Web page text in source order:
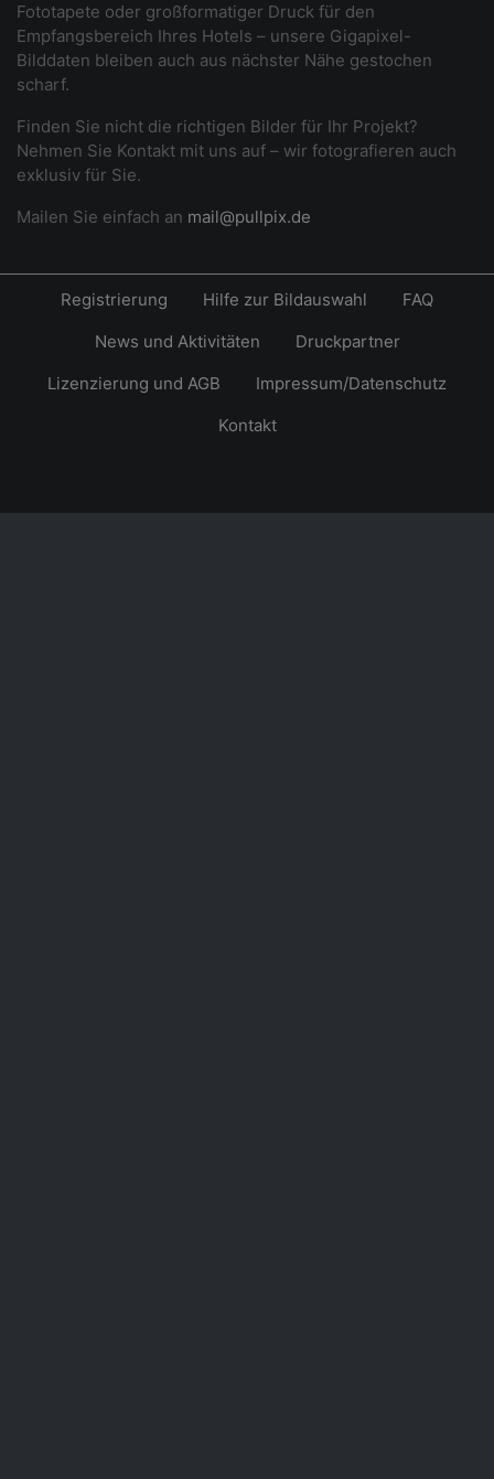
Fototapete oder großformatiger Druck für den
Empfangsbereich Ihres Hotels – unsere Gigapixel-
Bilddaten bleiben auch aus nächster Nähe gestochen
scharf.
Finden Sie nicht die richtigen Bilder für Ihr Projekt?
Nehmen Sie Kontakt mit uns auf – wir fotografieren auch
exklusiv für Sie.
Mailen Sie einfach an mail@pullpix.de
Registrierung Hilfe zur Bildauswahl
FAQ
News und Aktivitäten
Druckpartner
Lizenzierung und AGB
Impressum/Datenschutz
Kontakt